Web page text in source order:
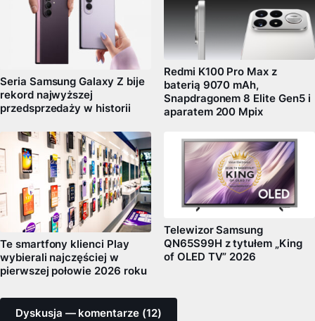
Seria Samsung Galaxy Z bije
rekord najwyższej
przedsprzedaży w historii
Redmi K100 Pro Max z
baterią 9070 mAh,
Snapdragonem 8 Elite Gen5 i
aparatem 200 Mpix
Te smartfony klienci Play
wybierali najczęściej w
pierwszej połowie 2026 roku
Telewizor Samsung
QN65S99H z tytułem „King
of OLED TV” 2026
Dyskusja — komentarze (12)